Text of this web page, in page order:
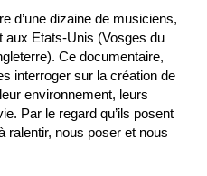
d’une dizaine de musiciens,
aux Etats-Unis (Vosges du
Ce documentaire,
interroger sur la création de
environnement, leurs
Par le regard qu’ils posent
ralentir, nous poser et nous